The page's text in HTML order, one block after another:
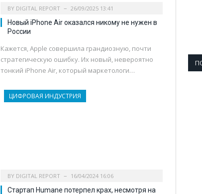
BY DIGITAL REPORT 26/09/2025 13:41
Новый iPhone Air оказался никому не нужен в
России
Кажется, Apple совершила грандиозную, почти
стратегическую ошибку. Их новый, невероятно
тонкий iPhone Air, который маркетологи…
ЦИФРОВАЯ ИНДУСТРИЯ
BY DIGITAL REPORT 16/04/2024 16:06
Стартап Humane потерпел крах, несмотря на